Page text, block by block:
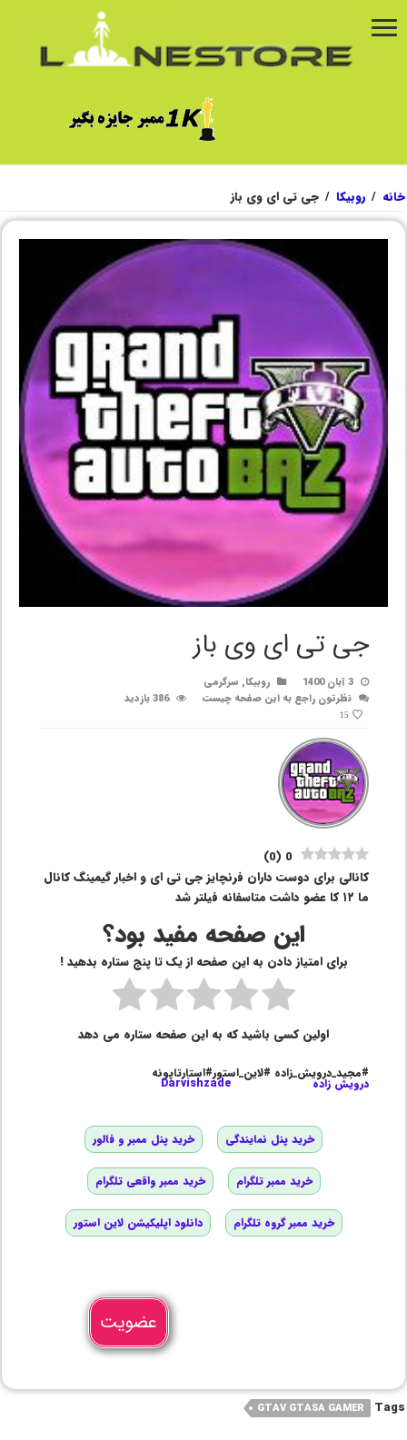
خانه / روبیکا / جی تی ای وی باز
جی تی ای وی باز
3 آبان 1400 روبیکا, سرگرمی
نظرتون راجع به این صفحه چیست
386 بازدید
15
0
(
0
)
کانالی برای دوست داران فرنچایز جی تی ای و اخبار گیمینگ کانال
ما ۱۲ کا عضو داشت متاسفانه فیلتر شد
این صفحه مفید بود؟
برای امتیاز دادن به این صفحه از یک تا پنج ستاره بدهید !
اولین کسی باشید که به این صفحه ستاره می دهد
#مجید_درویش_زاده #لاین_استور#استارتاپونه
درویش زاده Darvishzade
خرید پنل نمایندگی خرید پنل ممبر و فالور
خرید ممبر تلگرام خرید ممبر واقعی تلگرام
خرید ممبر گروه تلگرام دانلود اپلیکیشن لاین استور
عضویت
Tags
GTAV GTASA GAMER